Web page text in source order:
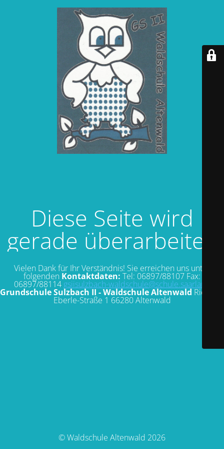
Diese Seite wird
gerade überarbeitet.
Vielen Dank für Ihr Verständnis! Sie erreichen uns unter
folgenden Kontaktdaten: Tel: 06897/88107 Fax:
06897/88114 gsiisulzbach-waldschule@schule.saarland
Grundschule Sulzbach II - Waldschule Altenwald Richard-
Eberle-Straße 1 66280 Altenwald
© Waldschule Altenwald 2026